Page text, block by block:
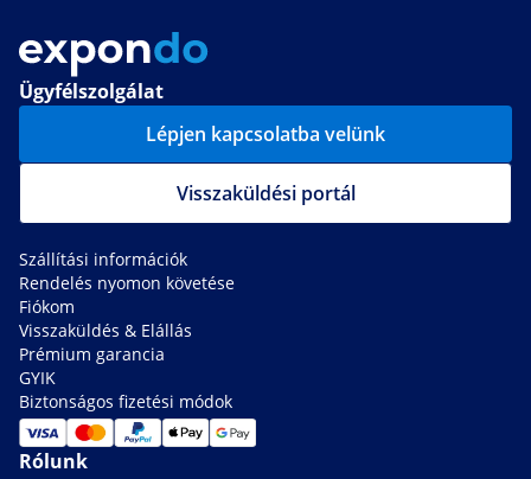
Ügyfélszolgálat
Lépjen kapcsolatba velünk
Visszaküldési portál
Szállítási információk
Rendelés nyomon követése
Fiókom
Visszaküldés & Elállás
Prémium garancia
GYIK
Biztonságos fizetési módok
Rólunk